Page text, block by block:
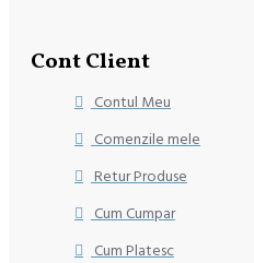
Cont Client
Contul Meu
Comenzile mele
Retur Produse
Cum Cumpar
Cum Platesc